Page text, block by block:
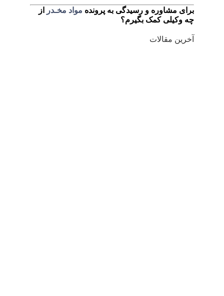
برای مشاوره و رسیدگی به پرونده مواد مخـدر
از
چه وکیلی کمک بگیرم؟
آخرین مقالات